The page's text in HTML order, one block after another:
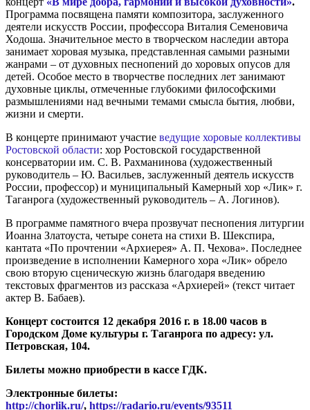
Программа посвящена памяти композитора, заслуженного
деятели искусств России, профессора Виталия Семеновича
Ходоша. Значительное место в творческом наследии автора
занимает хоровая музыка, представленная самыми разными
жанрами – от духовных песнопений до хоровых опусов для
детей. Особое место в творчестве последних лет занимают
духовные циклы, отмеченные глубокими философскими
размышлениями над вечными темами смысла бытия, любви,
жизни и смерти.
В концерте принимают участие ведущие хоровые коллективы
Ростовской области: хор Ростовской государственной
консерватории им. С. В. Рахманинова (художественный
руководитель – Ю. Васильев, заслуженный деятель искусств
России, профессор) и муниципальный Камерный хор «Лик» г.
Таганрога (художественный руководитель – А. Логинов).
В программе памятного вчера прозвучат песнопения литургии
Иоанна Златоуста, четыре сонета на стихи В. Шекспира,
кантата «По прочтении «Архиерея» А. П. Чехова». Последнее
произведение в исполнении Камерного хора «Лик» обрело
свою вторую сценическую жизнь благодаря введению
текстовых фрагментов из рассказа «Архиерей» (текст читает
актер В. Бабаев).
Концерт состоится 12 декабря 2016 г. в 18.00 часов в
Городском Доме культуры г. Таганрога по адресу: ул.
Петровская, 104.
Билеты можно приобрести в кассе ГДК.
Электронные билеты:
http://chorlik.ru/, https://radario.ru/events/93511